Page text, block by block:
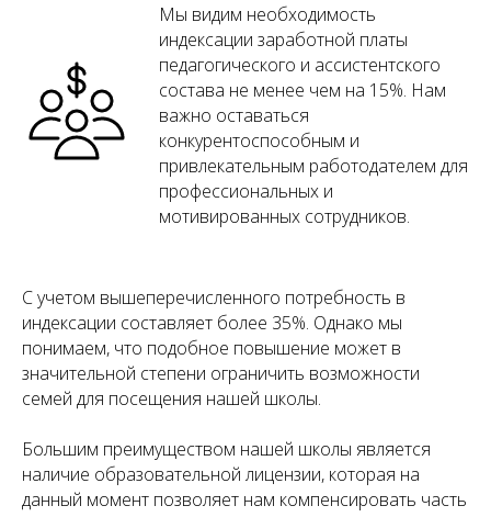
Мы видим необходимость
индексации заработной платы
педагогического и ассистентского
состава не менее чем на 15%. Нам
важно оставаться
конкурентоспособным и
привлекательным работодателем для
профессиональных и
мотивированных сотрудников.
С учетом вышеперечисленного потребность в
индексации составляет более 35%. Однако мы
понимаем, что подобное повышение может в
значительной степени ограничить возможности
семей для посещения нашей школы.
Большим преимуществом нашей школы является
наличие образовательной лицензии, которая на
данный момент позволяет нам компенсировать часть